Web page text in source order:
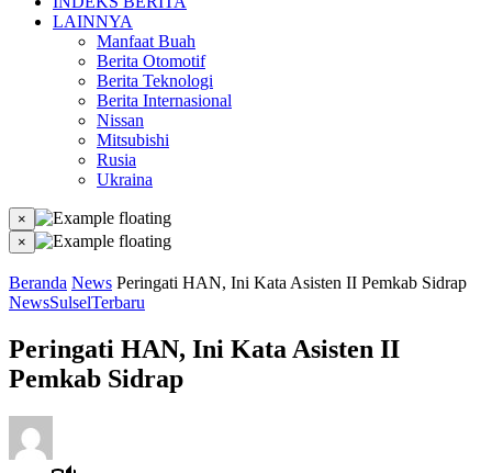
LAINNYA
Manfaat Buah
Berita Otomotif
Berita Teknologi
Berita Internasional
Nissan
Mitsubishi
Rusia
Ukraina
×
×
Beranda News Peringati HAN, Ini Kata Asisten II Pemkab Sidrap
NewsSulselTerbaru
Peringati HAN, Ini Kata Asisten II
Pemkab Sidrap